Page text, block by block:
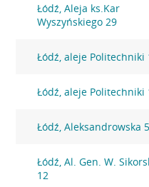
Łódź, Aleja ks.Kar
Wyszyńskiego 29
Łódź, aleje Politechniki
Łódź, aleje Politechniki
Łódź, Aleksandrowska
Łódź, Al. Gen. W.
12